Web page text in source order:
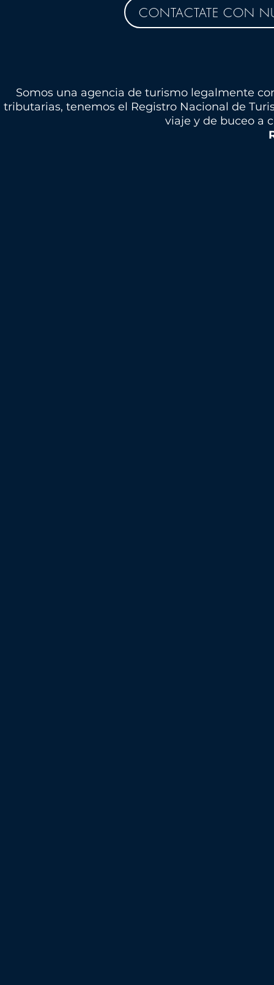
CONTACTATE CON
Somos una agencia de turismo legalmente
tributarias, tenemos el Registro Nacional de
viaje y de buceo a